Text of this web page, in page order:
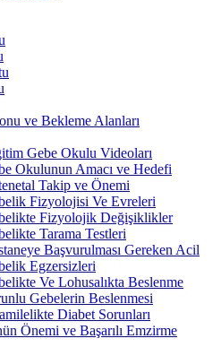
ve Bekleme Alanları
Gebe Okulu Videoları
Okulunun Amacı ve Hedefi
Takip ve Önemi
Fizyolojisi Ve Evreleri
Fizyolojik Değişiklikler
Tarama Testleri
Başvurulması Gereken Acil
Egzersizleri
Ve Lohusalıkta Beslenme
Gebelerin Beslenmesi
Diabet Sorunları
Önemi ve Başarılı Emzirme